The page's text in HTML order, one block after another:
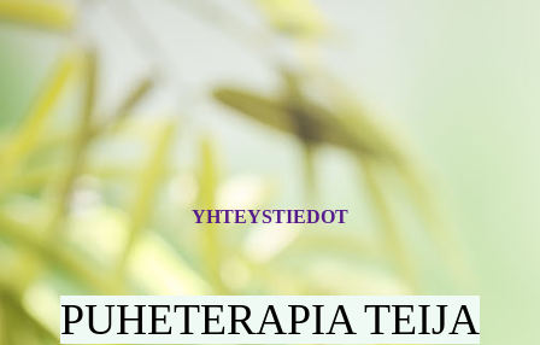
YHTEYSTIEDOT
PUHETERAPIA TEIJA